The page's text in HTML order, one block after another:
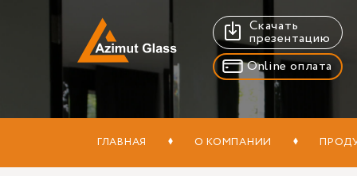
Скачать
презентацию
Online оплата
ГЛАВНАЯ О КОМПАНИИ